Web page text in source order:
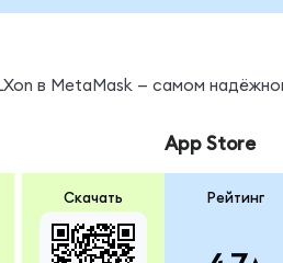
в MetaMask — самом
Скачать
App Store
Рейтинг